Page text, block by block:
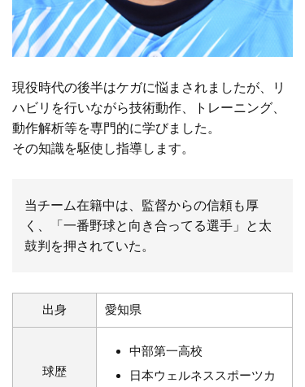
現役時代の後半はケガに悩まされましたが、リ
ハビリを行いながら技術動作、トレーニング、
動作解析等を専門的に学びました。
その知識を駆使し指導します。
当チーム在籍中は、監督からの信頼も厚
く、​「一番野球と向き合ってる選手」と太
鼓判を押されていた。
出身 愛知県
球歴
中部第一高校
日本ウェルネススポーツカ